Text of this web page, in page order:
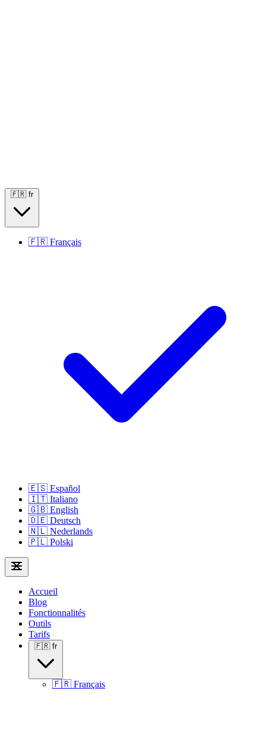
🇫🇷 fr
🇫🇷 Français
🇪🇸 Español
🇮🇹 Italiano
🇬🇧 English
🇩🇪 Deutsch
🇳🇱 Nederlands
🇵🇱 Polski
Accueil
Blog
Fonctionnalités
Outils
Tarifs
🇫🇷 fr
🇫🇷 Français